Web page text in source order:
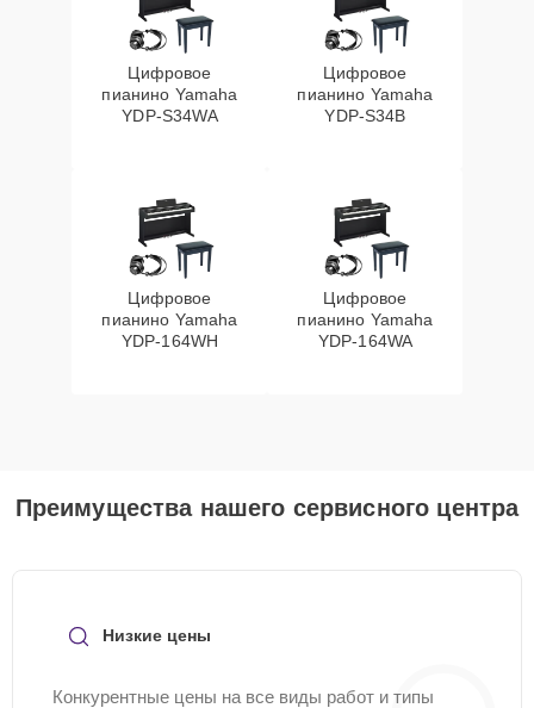
Цифровое
пианино Yamaha
YDP-S34WA
Цифровое
пианино Yamaha
YDP-S34B
Цифровое
пианино Yamaha
YDP-164WH
Цифровое
пианино Yamaha
YDP-164WA
Преимущества нашего сервисного центра
Низкие цены
Конкурентные цены на все виды работ и типы